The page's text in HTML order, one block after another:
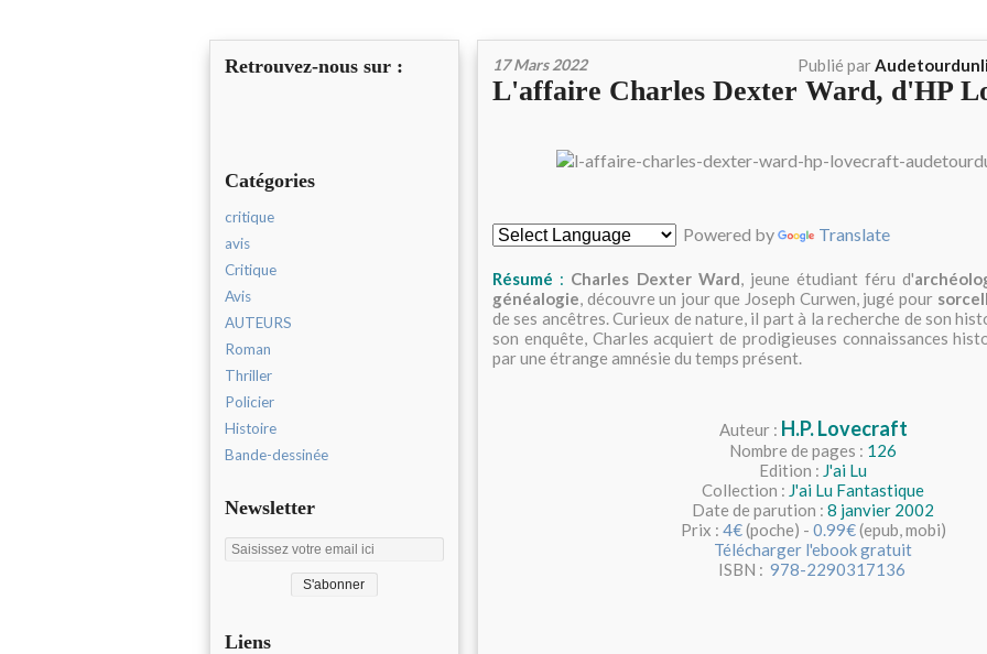
Retrouvez-nous sur :
Catégories
critique
avis
Critique
Avis
AUTEURS
Roman
Thriller
Policier
Histoire
Bande-dessinée
Newsletter
Liens
17 Mars 2022 Publié par
L'affaire Charles Dexter Ward, d'HP
Powered by Translate
Résumé : Charles Dexter Ward, jeune étudiant féru d'
généalogie, découvre un jour que Joseph Curwen, jugé pour
de ses ancêtres. Curieux de nature, il part à la recherche de son
son enquête, Charles acquiert de prodigieuses connaissances
par une étrange amnésie du temps présent.
Auteur : H.P. Lovecraft
Nombre de pages : 126
Edition : J'ai Lu
Collection : J'ai Lu Fantastique
Date de parution : 8 janvier 2002
Prix : 4€(poche) - 0.99€(epub, mobi)
Télécharger l'ebook gratuit
ISBN : 978-2290317136